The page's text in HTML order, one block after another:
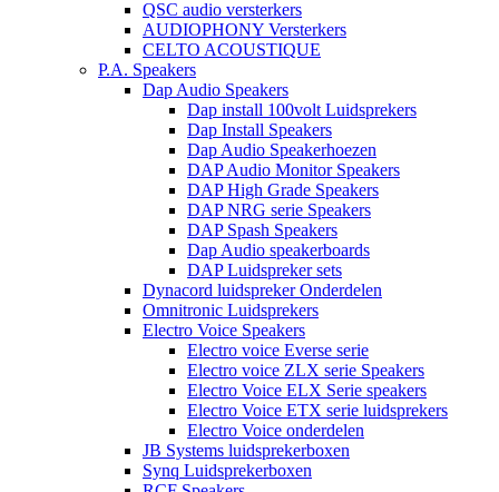
QSC audio versterkers
AUDIOPHONY Versterkers
CELTO ACOUSTIQUE
P.A. Speakers
Dap Audio Speakers
Dap install 100volt Luidsprekers
Dap Install Speakers
Dap Audio Speakerhoezen
DAP Audio Monitor Speakers
DAP High Grade Speakers
DAP NRG serie Speakers
DAP Spash Speakers
Dap Audio speakerboards
DAP Luidspreker sets
Dynacord luidspreker Onderdelen
Omnitronic Luidsprekers
Electro Voice Speakers
Electro voice Everse serie
Electro voice ZLX serie Speakers
Electro Voice ELX Serie speakers
Electro Voice ETX serie luidsprekers
Electro Voice onderdelen
JB Systems luidsprekerboxen
Synq Luidsprekerboxen